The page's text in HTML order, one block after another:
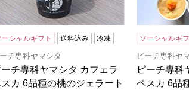
ーシャルギフト 送料込み 冷凍
チ専科ヤマシタ
ーチ専科ヤマシタ カフェラ
カ 6品種の桃のジェラート
ソーシャルギ
ピーチ専科ヤ
ピーチ専科
ペスカ 6品
ができます。